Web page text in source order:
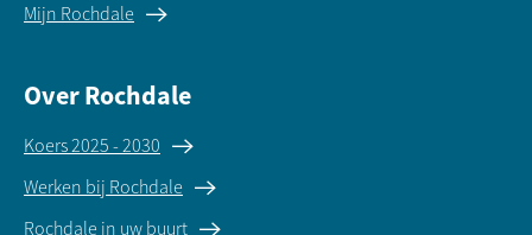
Mijn Rochdale
Over Rochdale
Koers 2025 - 2030
Werken bij Rochdale
Rochdale in uw buurt